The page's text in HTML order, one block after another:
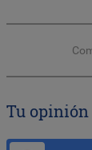
Tu